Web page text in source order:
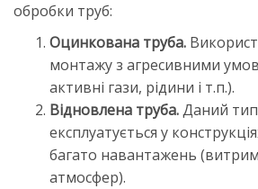
обробки труб:
Оцинкована труба.
монтажу з агресивними
активні гази, рідини і т.п.).
Відновлена труба.Даний
експлуатується у
багато навантажень
атмосфер).